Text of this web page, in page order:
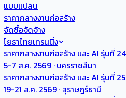
แบบแปลน
ราคากลางงานก่อสร้าง
จัดซื้อจัดจ้าง
โยธาไทยเทรนนิ่ง
ราคากลางงานก่อสร้าง และ AI รุ่นที่ 24
5-7 ส.ค. 2569 · นครราชสีมา
ราคากลางงานก่อสร้าง และ AI รุ่นที่ 25
19-21 ส.ค. 2569 · สุราษฎร์ธานี